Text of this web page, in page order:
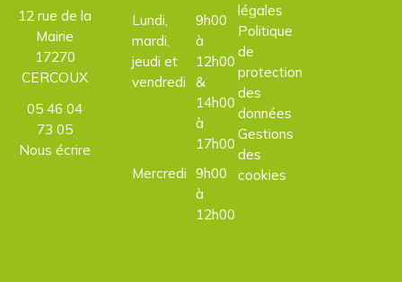
12 rue de la
Mairie
17270
CERCOUX
05 46 04
73 05
Nous écrire
Lundi,
mardi,
jeudi et
vendredi
9h00
à
12h00
&
14h00
à
17h00
Mercredi 9h00
à
12h00
légales
Politique
de
protection
des
données
Gestions
des
cookies